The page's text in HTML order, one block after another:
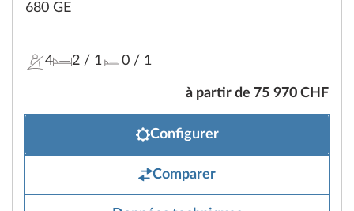
680 GE
4 2 / 1 0/ 1
à partir de 75 970 CHF
Configurer
Comparer